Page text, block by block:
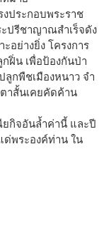
ประกอบพระราช
ปรีชาญาณสำเร็จดัง
อย่างยิ่ง โครงการ
กฝิ่น เพื่อป้องกันป่า
ลูกพืชเมืองหนาว จำ
าสั้นเคยคัดค้าน
กิจอันล้ำค่านี้ และปี
พระองค์ท่าน ใน